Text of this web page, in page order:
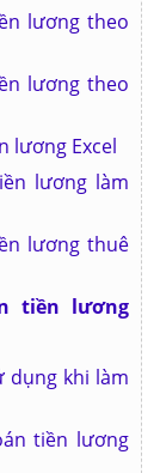
lương theo
lương theo
lương Excel
lương làm
lương thuê
tiền lương
dụng khi làm
tiền lương